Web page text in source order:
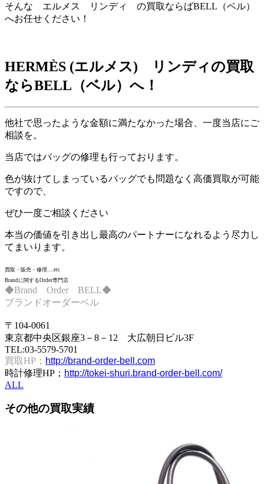
そんな エルメス リンディ の買取ならばBELL（ベル）
へお任せください！
HERMÈS (エルメス) リンディの買取
ならBELL（ベル）へ！
他社で思ったような金額に満たなかった場合、一度当店にご
相談を。
当店ではバッグの修理も行っております。
色が抜けてしまっているバッグでも問題なく高価買取が可能
ですので、
ぜひ一度ご相談ください
本当の価値を引き出し最高のパートナーになれるよう尽力し
てまいります。
買取・販売・修理….etc
Brandに関するOrder専門店
◆Brand Order BELL◆
ブランドオーダーベル
〒104-0061
東京都中央区銀座3－8－12 大広朝日ビル3F
TEL:03-5579-5701
買取HP； http://brand-order-bell.com
時計修理HP； http://tokei-shuri.brand-order-bell.com/
ALL
その他の買取実績